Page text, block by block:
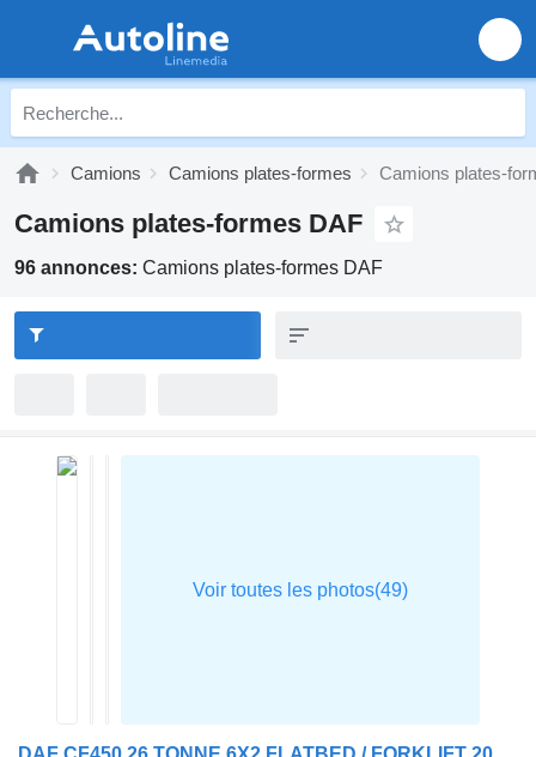
Camions Camions plates-formes Camions plates-
Camions plates-formes DAF
96 annonces: Camions plates-formes DAF